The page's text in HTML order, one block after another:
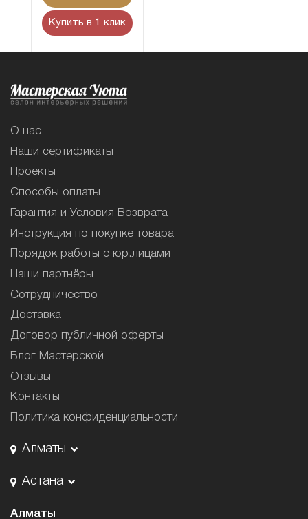
Купить в 1 клик
О нас
Наши сертификаты
Проекты
Способы оплаты
Гарантия и Условия Возврата
Инструкция по покупке товара
Порядок работы с юр.лицами
Наши партнёры
Сотрудничество
Доставка
Договор публичной оферты
Блог Мастерской
Отзывы
Контакты
Политика конфиденциальности
Алматы
Астана
Алматы